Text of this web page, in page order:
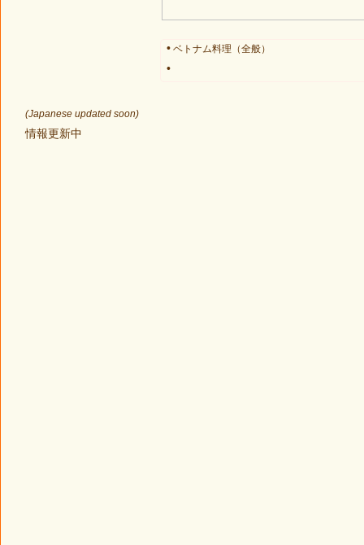
• ベトナム料理（全般）
•
(Japanese updated soon)
情報更新中